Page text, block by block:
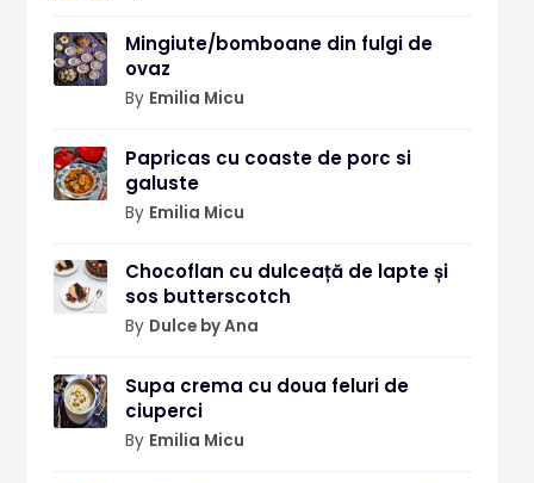
Mingiute/bomboane din fulgi de
ovaz
By Emilia Micu
Papricas cu coaste de porc si
galuste
By Emilia Micu
Chocoflan cu dulceață de lapte și
sos butterscotch
By Dulce by Ana
Supa crema cu doua feluri de
ciuperci
By Emilia Micu